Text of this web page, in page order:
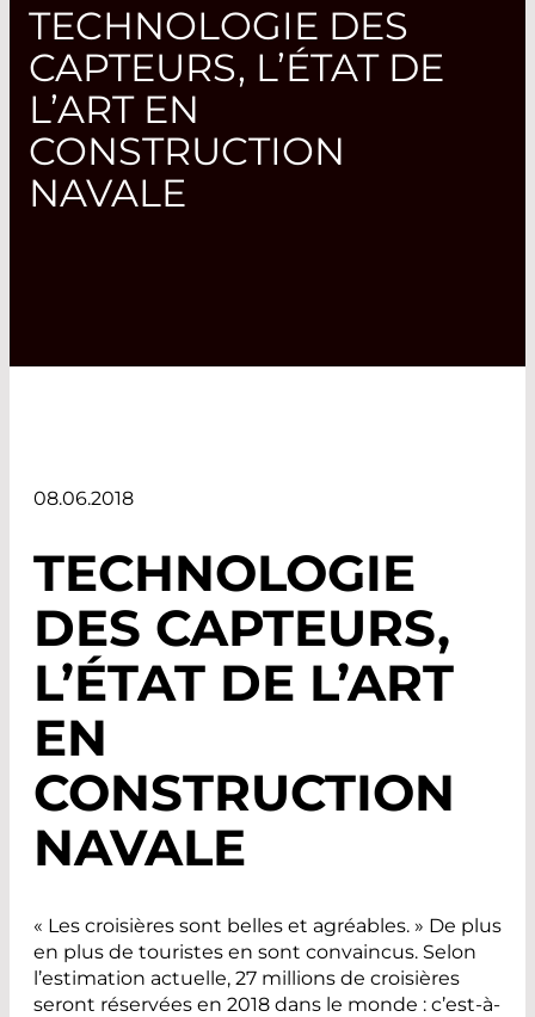
TECHNOLOGIE DES
CAPTEURS, L’ÉTAT DE
L’ART EN
CONSTRUCTION
NAVALE
08.06.2018
TECHNOLOGIE
DES CAPTEURS,
L’ÉTAT DE L’ART
EN
CONSTRUCTION
NAVALE
« Les croisières sont belles et agréables. » De plus
en plus de touristes en sont convaincus. Selon
l’estimation actuelle, 27 millions de croisières
seront réservées en 2018 dans le monde : c’est-à-